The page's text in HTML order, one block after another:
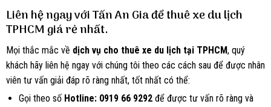
Liên hệ ngay với Tấn An Gia để thuê xe du lịch
TPHCM giá rẻ nhất.
Mọi thắc mắc về dịch vụ cho thuê xe du lịch tại TPHCM, quý
khách hãy liên hệ ngay với chúng tôi theo các cách sau để được nhân
viên tư vấn giải đáp rõ ràng nhất, tốt nhất có thể:
Gọi theo số Hotline: 0919 66 9292 để được tư vấn rõ ràng và